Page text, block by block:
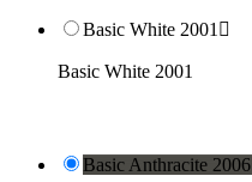
Basic White 2001 
Basic White 2001
Basic Anthracite 2006